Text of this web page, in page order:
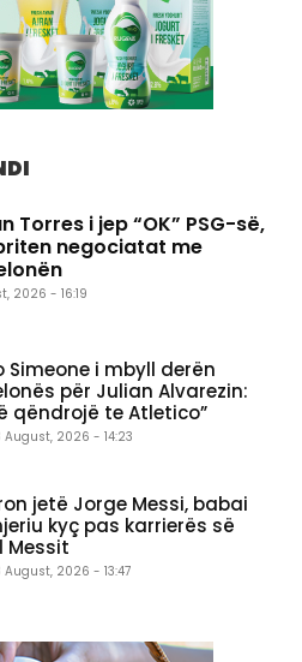
Torres i jep “OK” PSG-së,
negociatat me
2026 - 16:19
Simeone i mbyll derën
për Julian Alvarezin:
qëndrojë te Atletico”
August, 2026 - 14:23
jetë Jorge Messi, babai
kyç pas karrierës së
Messit
August, 2026 - 13:47